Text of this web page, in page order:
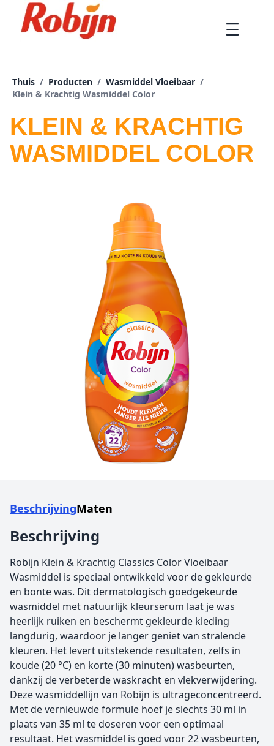
Doorgaan
artikel
Thuis / Producten / Wasmiddel Vloeibaar /
Huidige pagina:
Klein & Krachtig Wasmiddel Color
KLEIN & KRACHTIG
WASMIDDEL COLOR
BeschrijvingMaten
Beschrijving
Robijn Klein & Krachtig Classics Color Vloeibaar
Wasmiddel is speciaal ontwikkeld voor de gekleurde
en bonte was. Dit dermatologisch goedgekeurde
wasmiddel met natuurlijk kleurserum laat je was
heerlijk ruiken en beschermt gekleurde kleding
langdurig, waardoor je langer geniet van stralende
kleuren. Het levert uitstekende resultaten, zelfs in
koude (20 °C) en korte (30 minuten) wasbeurten,
dankzij de verbeterde waskracht en vlekverwijdering.
Deze wasmiddellijn van Robijn is ultrageconcentreerd.
Met de vernieuwde formule hoef je slechts 30 ml in
plaats van 35 ml te doseren voor een optimaal
resultaat. Het wasmiddel is goed voor 22 wasbeurten,